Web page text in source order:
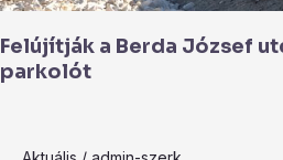
Felújítják a Berda József
parkolót